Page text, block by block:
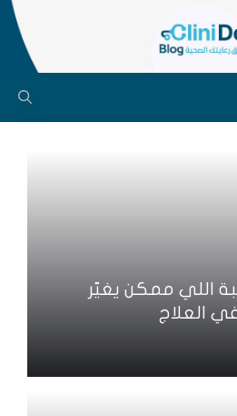
اللي ممكن يغيّر
العلاج